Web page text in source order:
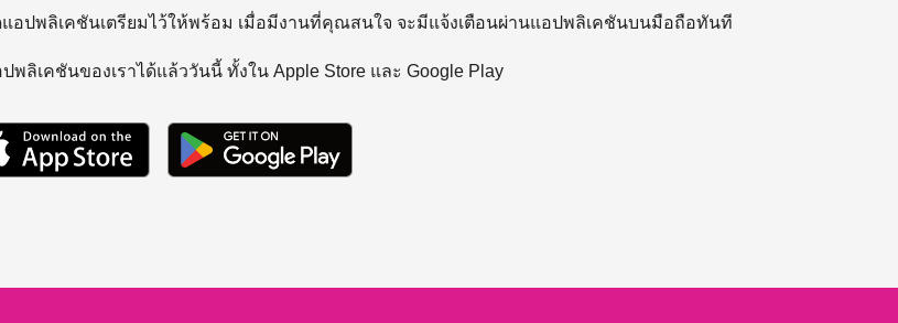
อปพลิเคชันเตรียมไว้ให้พร้อม เมื่อมีงานที่คุณสนใจ จะมีแจ้งเตือนผ่านแอปพลิเคชันบนมือถือทันที
พลิเคชันของเราได้แล้ววันนี้ ทั้งใน Apple Store และ Google Play